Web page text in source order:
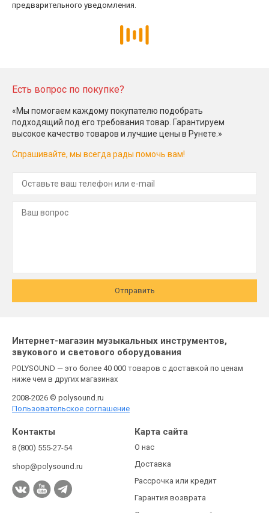
предварительного уведомления.
Есть вопрос по покупке?
«Мы помогаем каждому покупателю подобрать
подходящий под его требования товар. Гарантируем
высокое качество товаров и лучшие цены в Рунете.»
Спрашивайте, мы всегда рады помочь вам!
Отправить
Интернет-магазин музыкальных инструментов,
звукового и светового оборудования
POLYSOUND — это более 40 000 товаров с доставкой по ценам
ниже чем в других магазинах
2008-2026 © polysound.ru
Пользовательское соглашение
Контакты
8 (800) 555-27-54
shop@polysound.ru
Карта сайта
О нас
Доставка
Рассрочка или кредит
Гарантия возврата